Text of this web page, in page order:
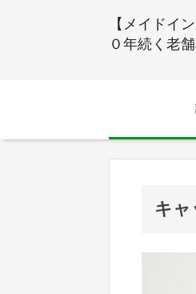
【メイドイ
０年続く老
キャ